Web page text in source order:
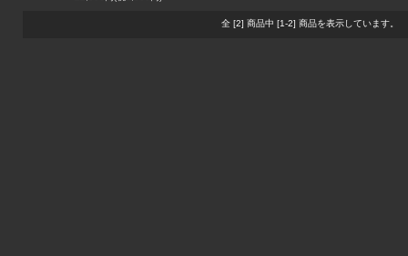
全 [2] 商品中 [1-2] 商品を表示しています。